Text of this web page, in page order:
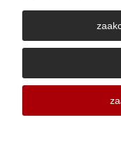
Środki do
Iwaszkiewicza 23, 32-
Sałach | NIP:
Sklepy